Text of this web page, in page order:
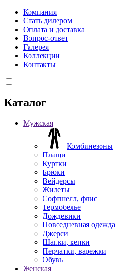
Компания
Стать дилером
Оплата и доставка
Вопрос-ответ
Галерея
Коллекции
Контакты
Каталог
Мужская
Комбинезоны
Плащи
Куртки
Брюки
Вейдерсы
Жилеты
Софтшелл, флис
Термобелье
Дождевики
Повседневная одежда
Джерси
Шапки, кепки
Перчатки, варежки
Обувь
Женская